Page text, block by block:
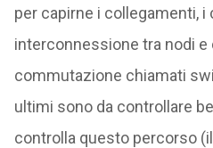
per capirne i collegamenti, i
interconnessione tra nodi e
commutazione chiamati
ultimi sono da controllare
controlla questo percorso